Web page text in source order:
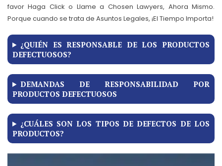
favor Haga Click o Llame a Chosen Lawyers, Ahora Mismo.
Porque cuando se trata de Asuntos Legales, ¡El Tiempo Importa!
¿QUIÉN ES RESPONSABLE DE LOS PRODUCTOS
DEFECTUOSOS?
DEMANDAS DE RESPONSABILIDAD POR
PRODUCTOS DEFECTUOSOS
¿CUÁLES SON LOS TIPOS DE DEFECTOS DE LOS
PRODUCTOS?